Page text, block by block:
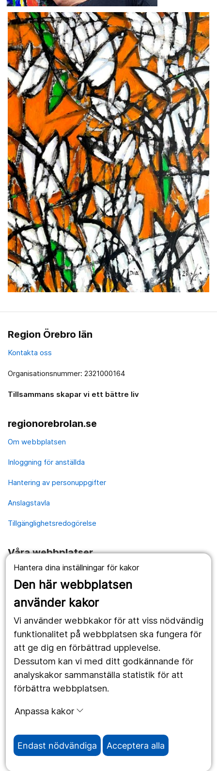
Hantera dina inställningar för kakor
Den här webbplatsen
använder kakor
Vi använder webbkakor för att viss nödvändig
funktionalitet på webbplatsen ska fungera för
att ge dig en förbättrad upplevelse.
Dessutom kan vi med ditt godkännande för
analyskakor sammanställa statistik för att
förbättra webbplatsen.
Anpassa kakor
Endast nödvändiga Acceptera alla
Region Örebro län
Kontakta oss
Organisationsnummer: 2321000164
Tillsammans skapar vi ett bättre liv
regionorebrolan.se
Om webbplatsen
Inloggning för anställda
Hantering av personuppgifter
Anslagstavla
Tillgänglighetsredogörelse
Våra webbplatser
1177.se
Länstrafiken
Utveckling
Följ oss
Facebook